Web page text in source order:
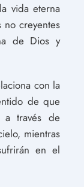
vida eterna
creyentes
de Dios y
con la
de que
a través de
mientras
en el